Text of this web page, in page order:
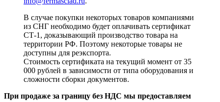
В случае покупки некоторых товаров компаниями
из СНГ необходимо будет оплачивать сертификат
СТ-1, доказывающий производство товара на
территории РФ. Поэтому некоторые товары не
доступны для реэкспорта.
Стоимость сертификата на текущий момент от 35
000 рублей в зависимости от типа оборудования и
сложности сборки документов.
При продаже за границу без НДС мы предоставляем